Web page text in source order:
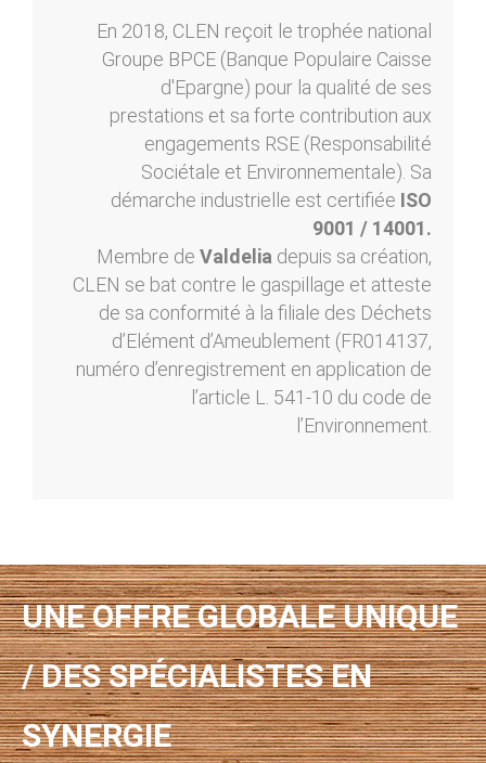
En 2018, CLEN reçoit le trophée national
Groupe BPCE (Banque Populaire Caisse
d'Epargne) pour la qualité de ses
prestations et sa forte contribution aux
engagements RSE (Responsabilité
Sociétale et Environnementale). Sa
démarche industrielle est certifiée ISO
9001 / 14001.
Membre de Valdelia depuis sa création,
CLEN se bat contre le gaspillage et atteste
de sa conformité à la filiale des Déchets
d’Elément d’Ameublement (FR014137,
numéro d’enregistrement en application de
l’article L. 541-10 du code de
l’Environnement.
UNE OFFRE GLOBALE UNIQUE
/ DES SPÉCIALISTES EN
SYNERGIE